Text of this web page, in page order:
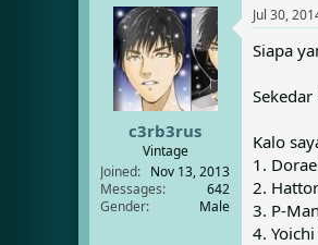
r
t
d
a
t
e
c3rb3rus
Vintage
Joined
Nov 13, 2013
Messages
642
Gender
Male
Jul 30,
Siapa
Kalo
1.
2.
3. P-Man
4.